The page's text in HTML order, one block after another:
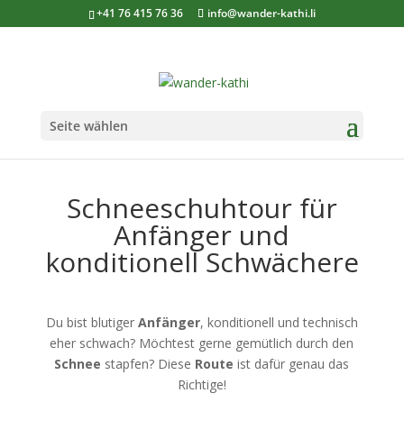
+41 76 415 76 36 info@wander-kathi.li
Seite wählen
Schneeschuhtour für
Anfänger und
konditionell Schwächere
Du bist blutiger Anfänger, konditionell und technisch
eher schwach? Möchtest gerne gemütlich durch den
Schnee stapfen? Diese Route ist dafür genau das
Richtige!